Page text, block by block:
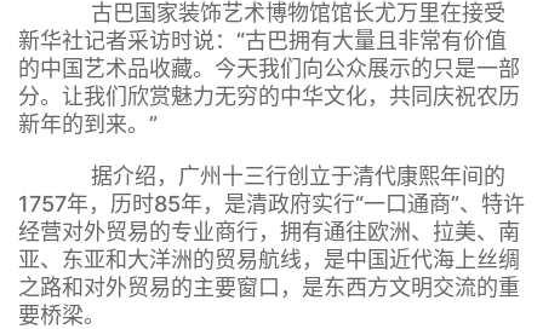
古巴国家装饰艺术博物馆馆长尤万里在接受
新华社记者采访时说：“古巴拥有大量且非常有价值
的中国艺术品收藏。今天我们向公众展示的只是一部
分。让我们欣赏魅力无穷的中华文化，共同庆祝农历
新年的到来。”
据介绍，广州十三行创立于清代康熙年间的
1757年，历时85年，是清政府实行“一口通商”、特许
经营对外贸易的专业商行，拥有通往欧洲、拉美、南
亚、东亚和大洋洲的贸易航线，是中国近代海上丝绸
之路和对外贸易的主要窗口，是东西方文明交流的重
要桥梁。